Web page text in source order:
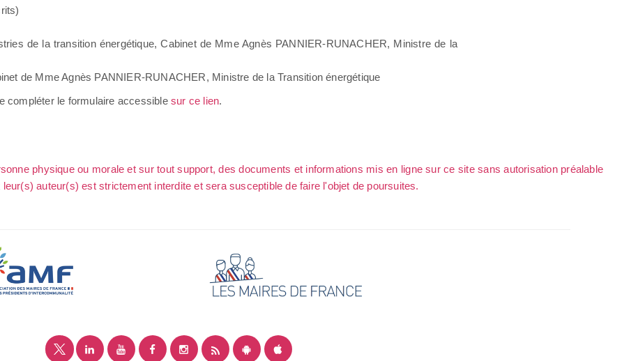
de la transition énergétique, Cabinet de Mme Agnès PANNIER-RUNACHER, Ministre de la
de Mme Agnès PANNIER-RUNACHER, Ministre de la Transition énergétique
compléter le formulaire accessiblesur ce lien.
physique ou morale et sur tout support, des documents et informations mis en ligne sur ce site sans autorisation préalable
auteur(s) est strictement interdite et sera susceptible de faire l'objet de poursuites.